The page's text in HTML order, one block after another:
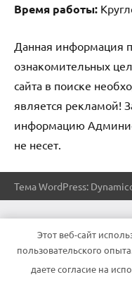
Время работы:
Данная информация
ознакомительных
сайта в поиске
является рекламой!
информацию
не несет.
Тема WordPress:
Этот веб-сайт
пользовательского
даете согласие на